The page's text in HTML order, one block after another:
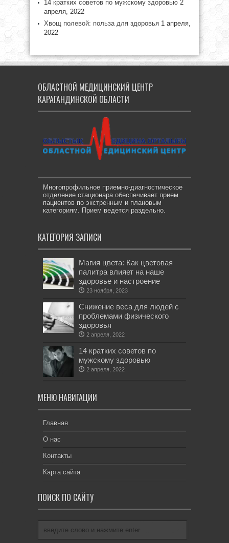
14 кратких советов по мужскому здоровью 2
апреля, 2022
Хвощ полевой: польза для здоровья 1 апреля,
2022
ОБЛАСТНОЙ МЕДИЦИНСКИЙ ЦЕНТР
КАРАГАНДИНСКОЙ ОБЛАСТИ
Многопрофильное приемно-диагностическое
отделение стационара обеспечивает прием
пациентов по экстренным и плановым
категориям. Прием ведется раздельно.
КАТЕГОРИЯ ЗАПИСИ
Магия цвета: Как цветовая
палитра влияет на наше
здоровье и настроение
23 ноября, 2023
Снижение веса для людей с
проблемами физического
здоровья
2 апреля, 2022
14 кратких советов по
мужскому здоровью
2 апреля, 2022
МЕНЮ НАВИГАЦИИ
Главная
О нас
Контакты
Карта сайта
ПОИСК ПО САЙТУ